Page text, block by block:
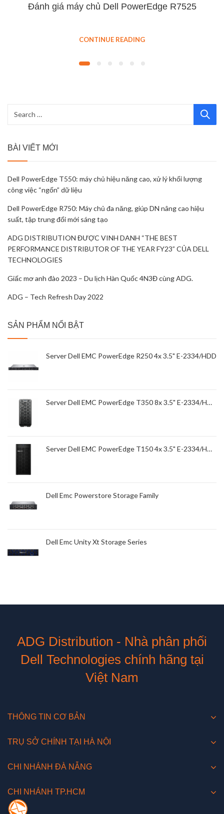
Đánh giá máy chủ Dell PowerEdge R7525
CONTINUE READING
BÀI VIẾT MỚI
Dell PowerEdge T550: máy chủ hiệu năng cao, xử lý khối lượng
công việc “ngốn” dữ liệu
Dell PowerEdge R750: Máy chủ đa năng, giúp DN nâng cao hiệu
suất, tập trung đổi mới sáng tạo
ADG DISTRIBUTION ĐƯỢC VINH DANH “THE BEST
PERFORMANCE DISTRIBUTOR OF THE YEAR FY23” CỦA DELL
TECHNOLOGIES
Giấc mơ anh đào 2023 – Du lịch Hàn Quốc 4N3Đ cùng ADG.
ADG – Tech Refresh Day 2022
SẢN PHẨM NỔI BẬT
Server Dell EMC PowerEdge R250 4x 3.5" E-2334/HDD
Server Dell EMC PowerEdge T350 8x 3.5" E-2334/HDD
Server Dell EMC PowerEdge T150 4x 3.5" E-2334/HDD
Dell Emc Powerstore Storage Family
Dell Emc Unity Xt Storage Series
ADG Distribution - Nhà phân phối
Dell Technologies chính hãng tại
Việt Nam
THÔNG TIN CƠ BẢN
TRỤ SỞ CHÍNH TẠI HÀ NỘI
CHI NHÁNH ĐÀ NẴNG
CHI NHÁNH TP.HCM